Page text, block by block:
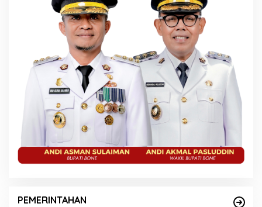
PEMERINTAHAN